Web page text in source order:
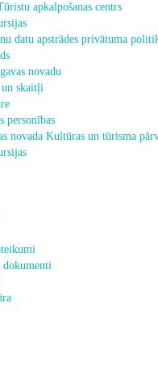
apkalpošanas centrs
datu apstrādes privātuma
novadu
skaitļi
personības
novada Kultūras un tūrisma
dokumenti